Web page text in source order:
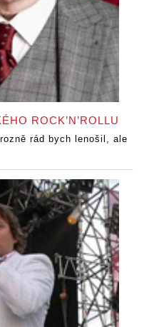
ROCK’N’ROLLU
rád bych lenošil, ale